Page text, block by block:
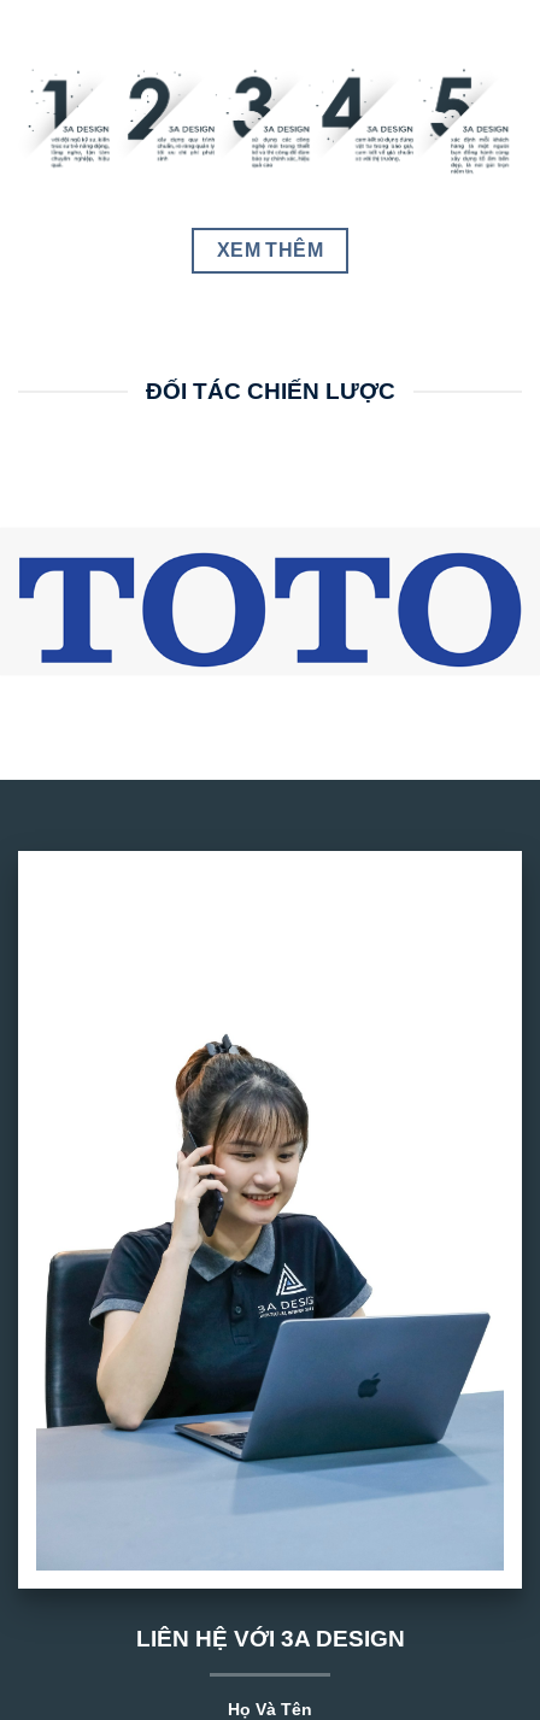
XEM THÊM
ĐỐI TÁC CHIẾN LƯỢC
LIÊN HỆ VỚI 3A DESIGN
Họ Và Tên